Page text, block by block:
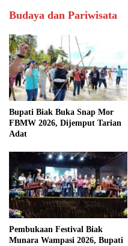
Budaya dan Pariwisata
Bupati Biak Buka Snap Mor
FBMW 2026, Dijemput Tarian
Adat
Pembukaan Festival Biak
Munara Wampasi 2026, Bupati